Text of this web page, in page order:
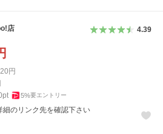
店 4.39
円
pt 5%要エントリー
細のリンク先を確認下さい